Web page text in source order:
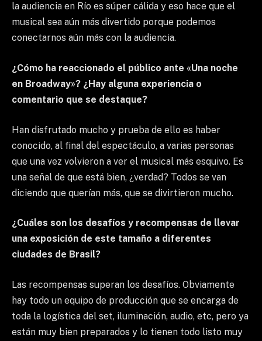
la audiencia en Río es súper cálida y eso hace que el
musical sea aún más divertido porque podemos
conectarnos aún más con la audiencia.
¿Cómo ha reaccionado el público ante «Una noche
en Broadway»? ¿Hay alguna experiencia o
comentario que se destaque?
Han disfrutado mucho y prueba de ello es haber
conocido, al final del espectáculo, a varias personas
que una vez volvieron a ver el musical más esquivo. Es
una señal de que está bien, ¿verdad? Todos se van
diciendo que querían más, que se divirtieron mucho.
¿Cuáles son los desafíos y recompensas de llevar
una exposición de este tamaño a diferentes
ciudades de Brasil?
Las recompensas superan los desafíos. Obviamente
hay todo un equipo de producción que se encarga de
toda la logística del set, iluminación, audio, etc, pero ya
están muy bien preparados y lo tienen todo listo muy